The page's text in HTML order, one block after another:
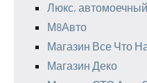
Люкс,
М8Авто
Магазин Все Что
Магазин Деко